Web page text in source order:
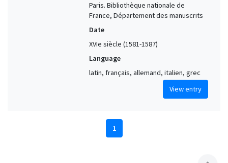
Paris. Bibliothèque nationale de
France, Département des manuscrits
Date
XVIe siècle (1581-1587)
Language
latin, français, allemand, italien, grec
View entry
1